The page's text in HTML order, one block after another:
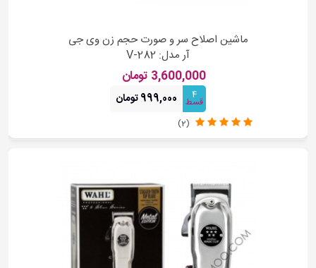
ماشین اصلاح سر و صورت حجم زن وی جی
آر مدل: V-282
3,600,000 تومان
4
قسط 999,000 تومان
(2)